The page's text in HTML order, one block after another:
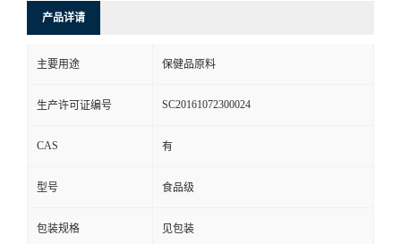
产品详请
主要用途 保健品原料
生产许可证编号 SC20161072300024
CAS 有
型号 食品级
包装规格 见包装